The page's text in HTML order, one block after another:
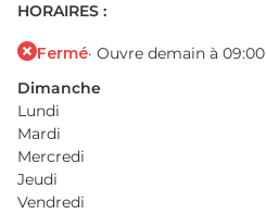
HORAIRES :
Fermé· Ouvre demain à 09:00
Dimanche
Lundi
Mardi
Mercredi
Jeudi
Vendredi